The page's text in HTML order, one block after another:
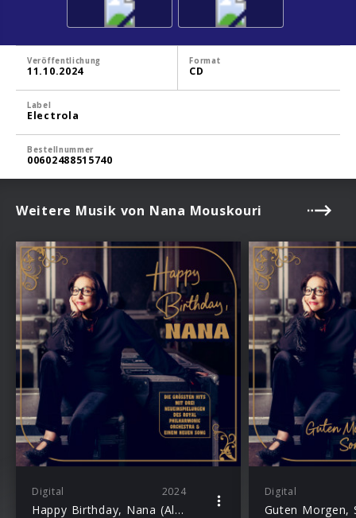
Veröffentlichung
11.10.2024
Format
CD
Label
Electrola
Bestellnummer
00602488515740
Weitere Musik von Nana Mouskouri
Digital 2024
Happy Birthday, Nana (Album)
Digital